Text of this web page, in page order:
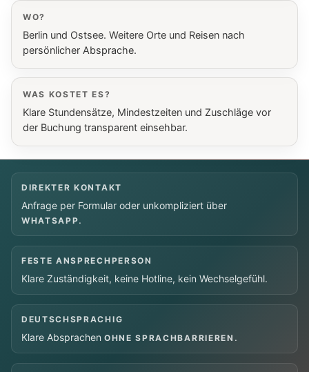
WO?
Berlin und Ostsee. Weitere Orte und Reisen nach
persönlicher Absprache.
WAS KOSTET ES?
Klare Stundensätze, Mindestzeiten und Zuschläge vor
der Buchung transparent einsehbar.
DIREKTER KONTAKT
Anfrage per Formular oder unkompliziert über
WHATSAPP.
FESTE ANSPRECHPERSON
Klare Zuständigkeit, keine Hotline, kein Wechselgefühl.
DEUTSCHSPRACHIG
Klare Absprachen OHNE SPRACHBARRIEREN .